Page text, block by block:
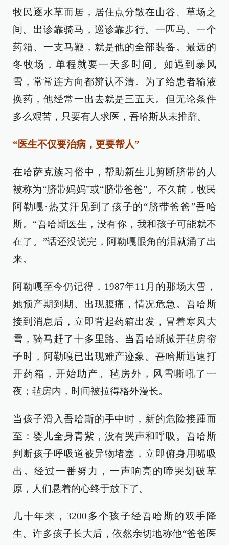
牧民逐水草而居，居住点分散在山谷、草场之
间。出诊靠骑马，巡诊靠步行。一匹马、一个
药箱、一支马鞭，就是他的全部装备。最远的
冬牧场，单程就要一天多时间。如遇到暴风
雪，常常连方向都辨认不清。为了给患者输液
换药，他经常一出去就是三五天。但无论条件
多么艰苦，只要有人求医，吾哈斯从未推辞。
“医生不仅要治病，更要帮人”
在哈萨克族习俗中，帮助新生儿剪断脐带的人
被称为“脐带妈妈”或“脐带爸爸”。不久前，牧民
阿勒嘎·热艾汗见到了孩子的“脐带爸爸”吾哈
斯。“吾哈斯医生，没有你，我和孩子可能就不
在了。”话还没说完，阿勒嘎眼角的泪就涌了出
来。
阿勒嘎至今仍记得，1987年11月的那场大雪，
她预产期到期、出现腹痛，情况危急。吾哈斯
接到消息后，立即背起药箱出发，冒着寒风大
雪，骑马赶了十多里路。当吾哈斯掀开毡房帘
子时，阿勒嘎已出现难产迹象。吾哈斯迅速打
开药箱，开始助产。毡房外，风雪嘶吼了一
夜；毡房内，时间被拉得格外漫长。
当孩子滑入吾哈斯的手中时，新的危险接踵而
至：婴儿全身青紫，没有哭声和呼吸。吾哈斯
判断孩子呼吸道被异物堵塞，立即俯身用嘴吸
出。经过一番努力，一声响亮的啼哭划破草
原，人们悬着的心终于放下了。
几十年来，3200多个孩子经吾哈斯的双手降
生。许多孩子长大后，依然亲切地称他“爸爸医